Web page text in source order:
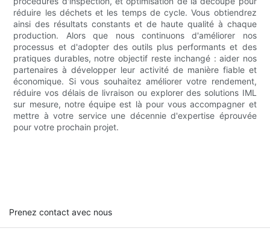
réduire les déchets et les temps de cycle. Vous obtiendrez
ainsi des résultats constants et de haute qualité à chaque
production. Alors que nous continuons d'améliorer nos
processus et d'adopter des outils plus performants et des
pratiques durables, notre objectif reste inchangé : aider nos
partenaires à développer leur activité de manière fiable et
économique. Si vous souhaitez améliorer votre rendement,
réduire vos délais de livraison ou explorer des solutions IML
sur mesure, notre équipe est là pour vous accompagner et
mettre à votre service une décennie d'expertise éprouvée
pour votre prochain projet.
Prenez contact avec nous